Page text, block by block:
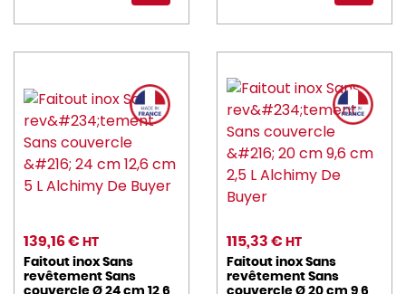
139,16 € HT
Faitout inox Sans
revêtement Sans
115,33 € HT
Faitout inox Sans
revêtement Sans